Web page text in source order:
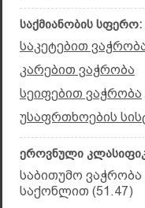
საქმიანობის სფერო:
საკეტებით
კარებით ვაჭრობა
სეიფებით ვაჭრობა
უსაფრთხოების
ეროვნული
საბითუმო
საქონლით (51.47)